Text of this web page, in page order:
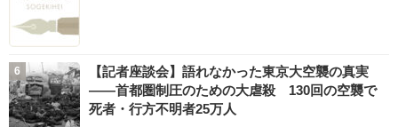
【記者座談会】語れなかった東京大空襲の真実
――首都圏制圧のための大虐殺 130回の空襲で
死者・行方不明者25万人